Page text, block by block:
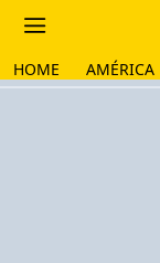
HOME AMÉRICA